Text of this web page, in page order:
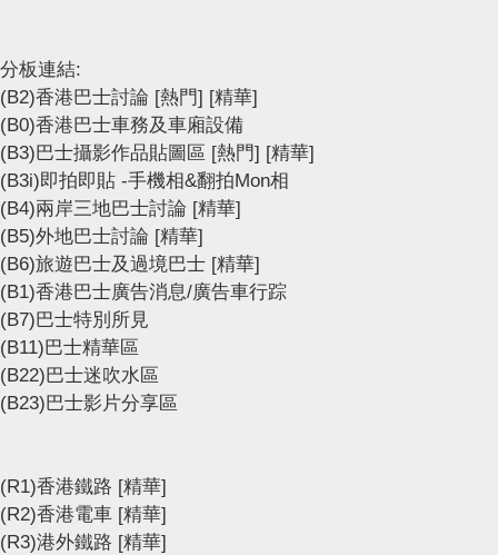
分板連結:
(B2)香港巴士討論 [熱門] [精華]
(B0)香港巴士車務及車廂設備
(B3)巴士攝影作品貼圖區 [熱門] [精華]
(B3i)即拍即貼 -手機相&翻拍Mon相
(B4)兩岸三地巴士討論 [精華]
(B5)外地巴士討論 [精華]
(B6)旅遊巴士及過境巴士 [精華]
(B1)香港巴士廣告消息/廣告車行踪
(B7)巴士特別所見
(B11)巴士精華區
(B22)巴士迷吹水區
(B23)巴士影片分享區
(R1)香港鐵路 [精華]
(R2)香港電車 [精華]
(R3)港外鐵路 [精華]